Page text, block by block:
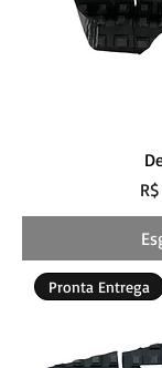
Pronta Entrega